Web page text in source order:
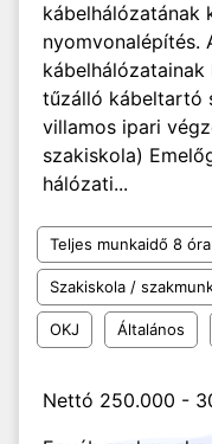
kábelhálózatának
nyomvonalépítés.
tűzálló kábeltartó
villamos ipari
szakiskola)
hálózati...
Teljes munkaidő 8 óra
Szakiskola /
OKJ Általános
Nettó 250.000 -